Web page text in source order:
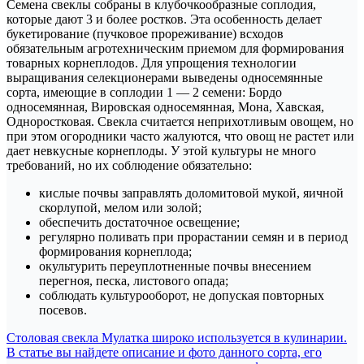
Семена свеклы собраны в клубочкообразные соплодия,
которые дают 3 и более ростков. Эта особенность делает
букетирование (пучковое прореживание) всходов
обязательным агротехническим приемом для формирования
товарных корнеплодов. Для упрощения технологии
выращивания селекционерами выведены односемянные
сорта, имеющие в соплодии 1 — 2 семени: Бордо
односемянная, Вировская односемянная, Мона, Хавская,
Одноростковая. Свекла считается неприхотливым овощем, но
при этом огородники часто жалуются, что овощ не растет или
дает невкусные корнеплоды. У этой культуры не много
требований, но их соблюдение обязательно:
кислые почвы заправлять доломитовой мукой, яичной
скорлупой, мелом или золой;
обеспечить достаточное освещение;
регулярно поливать при прорастании семян и в период
формирования корнеплода;
окультурить переуплотненные почвы внесением
перегноя, песка, листового опада;
соблюдать культурооборот, не допуская повторных
посевов.
Навигация
Столовая свекла Мулатка широко используется в кулинарии.
В статье вы найдете описание и фото данного сорта, его